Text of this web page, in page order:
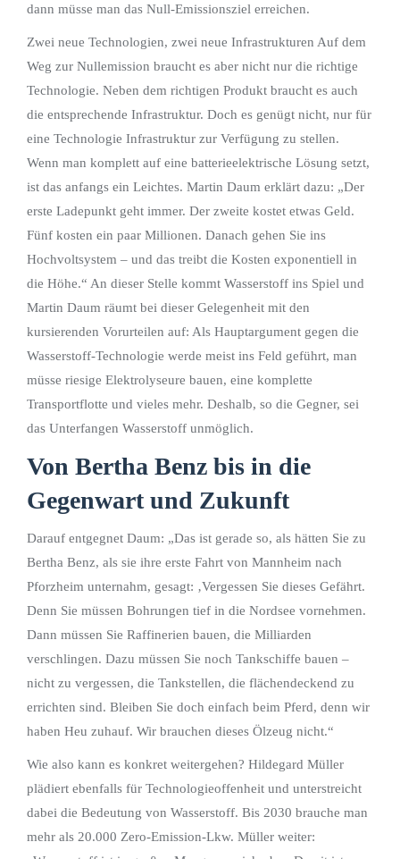
dann müsse man das Null-Emissionsziel erreichen.
Zwei neue Technologien, zwei neue Infrastrukturen Auf dem
Weg zur Nullemission braucht es aber nicht nur die richtige
Technologie. Neben dem richtigen Produkt braucht es auch
die entsprechende Infrastruktur. Doch es genügt nicht, nur für
eine Technologie Infrastruktur zur Verfügung zu stellen.
Wenn man komplett auf eine batterieelektrische Lösung setzt,
ist das anfangs ein Leichtes. Martin Daum erklärt dazu: „Der
erste Ladepunkt geht immer. Der zweite kostet etwas Geld.
Fünf kosten ein paar Millionen. Danach gehen Sie ins
Hochvoltsystem – und das treibt die Kosten exponentiell in
die Höhe.“ An dieser Stelle kommt Wasserstoff ins Spiel und
Martin Daum räumt bei dieser Gelegenheit mit den
kursierenden Vorurteilen auf: Als Hauptargument gegen die
Wasserstoff-Technologie werde meist ins Feld geführt, man
müsse riesige Elektrolyseure bauen, eine komplette
Transportflotte und vieles mehr. Deshalb, so die Gegner, sei
das Unterfangen Wasserstoff unmöglich.
Von Bertha Benz bis in die
Gegenwart und Zukunft
Darauf entgegnet Daum: „Das ist gerade so, als hätten Sie zu
Bertha Benz, als sie ihre erste Fahrt von Mannheim nach
Pforzheim unternahm, gesagt: ‚Vergessen Sie dieses Gefährt.
Denn Sie müssen Bohrungen tief in die Nordsee vornehmen.
Dann müssen Sie Raffinerien bauen, die Milliarden
verschlingen. Dazu müssen Sie noch Tankschiffe bauen –
nicht zu vergessen, die Tankstellen, die flächendeckend zu
errichten sind. Bleiben Sie doch einfach beim Pferd, denn wir
haben Heu zuhauf. Wir brauchen dieses Ölzeug nicht.“
Wie also kann es konkret weitergehen? Hildegard Müller
plädiert ebenfalls für Technologieoffenheit und unterstreicht
dabei die Bedeutung von Wasserstoff. Bis 2030 brauche man
mehr als 20.000 Zero-Emission-Lkw. Müller weiter: